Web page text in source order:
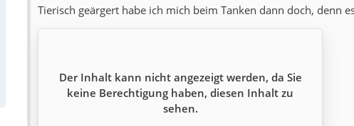
Tierisch geärgert habe ich mich beim Tanken dann doch, denn
Der Inhalt kann nicht angezeigt werden, da Sie
keine Berechtigung haben, diesen Inhalt zu
sehen.